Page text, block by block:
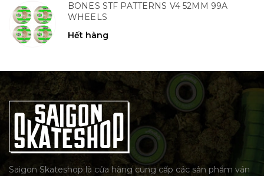
BONES STF PATTERNS V4 52MM 99A
WHEELS
Hết hàng
Saigon Skateshop là cửa hàng cung cấp các sản phẩm ván